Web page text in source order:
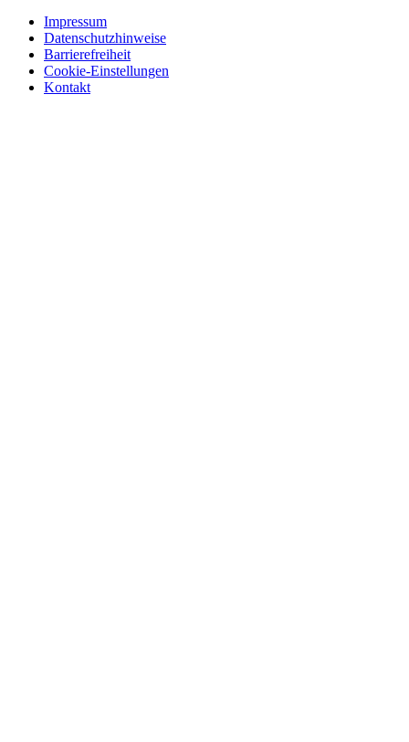
Impressum
Datenschutzhinweise
Barrierefreiheit
Cookie-Einstellungen
Kontakt